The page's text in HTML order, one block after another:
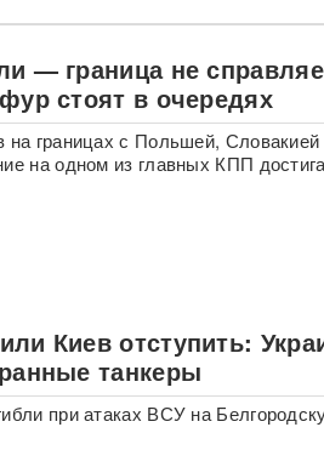
— граница не
стоят в очередях
на границах с Польшей,
на одном из главных КПП
Киев отступить:
танкеры
при атаках ВСУ на